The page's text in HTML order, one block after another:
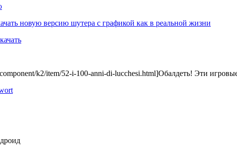
новую версию шутера с графикой как в реальной жизни
k2/item/52-i-100-anni-di-lucchesi.html]Обалдеть! Эти